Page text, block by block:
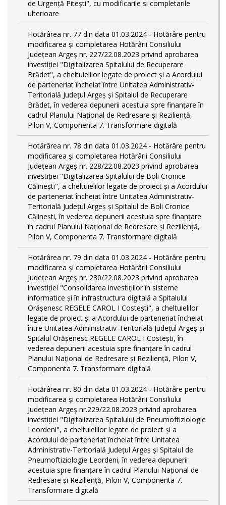
de Urgență Pitești", cu modificarile si completarile
ulterioare
Hotărârea nr. 77 din data 01.03.2024 - Hotărâre pentru
modificarea și completarea Hotărârii Consiliului
Județean Argeș nr. 227/22.08.2023 privind aprobarea
investiției "Digitalizarea Spitalului de Recuperare
Brădet", a cheltuielilor legate de proiect și a Acordului
de parteneriat încheiat între Unitatea Administrativ-
Teritorială Județul Argeș și Spitalul de Recuperare
Brădet, în vederea depunerii acestuia spre finanțare în
cadrul Planului Național de Redresare și Reziliență,
Pilon V, Componenta 7. Transformare digitală
Hotărârea nr. 78 din data 01.03.2024 - Hotărâre pentru
modificarea și completarea Hotărârii Consiliului
Județean Argeș nr. 228/22.08.2023 privind aprobarea
investiției "Digitalizarea Spitalului de Boli Cronice
Călinești", a cheltuielilor legate de proiect și a Acordului
de parteneriat încheiat între Unitatea Administrativ-
Teritorială Județul Argeș și Spitalul de Boli Cronice
Călinești, în vederea depunerii acestuia spre finanțare
în cadrul Planului Național de Redresare și Reziliență,
Pilon V, Componenta 7. Transformare digitală
Hotărârea nr. 79 din data 01.03.2024 - Hotărâre pentru
modificarea și completarea Hotărârii Consiliului
Județean Argeș nr. 230/22.08.2023 privind aprobarea
investiției "Consolidarea investițiilor în sisteme
informatice și în infrastructura digitală a Spitalului
Orășenesc REGELE CAROL I Costești", a cheltuielilor
legate de proiect și a Acordului de parteneriat încheiat
între Unitatea Administrativ-Teritorială Județul Argeș și
Spitalul Orășenesc REGELE CAROL I Costești, în
vederea depunerii acestuia spre finanțare în cadrul
Planului Național de Redresare și Reziliență, Pilon V,
Componenta 7. Transformare digitală
Hotărârea nr. 80 din data 01.03.2024 - Hotărâre pentru
modificarea și completarea Hotărârii Consiliului
Județean Argeș nr.229/22.08.2023 privind aprobarea
investiției "Digitalizarea Spitalului de Pneumoftiziologie
Leordeni", a cheltuielilor legate de proiect și a
Acordului de parteneriat încheiat între Unitatea
Administrativ-Teritorială Județul Argeș și Spitalul de
Pneumoftiziologie Leordeni, în vederea depunerii
acestuia spre finanțare în cadrul Planului Național de
Redresare și Reziliență, Pilon V, Componenta 7.
Transformare digitală